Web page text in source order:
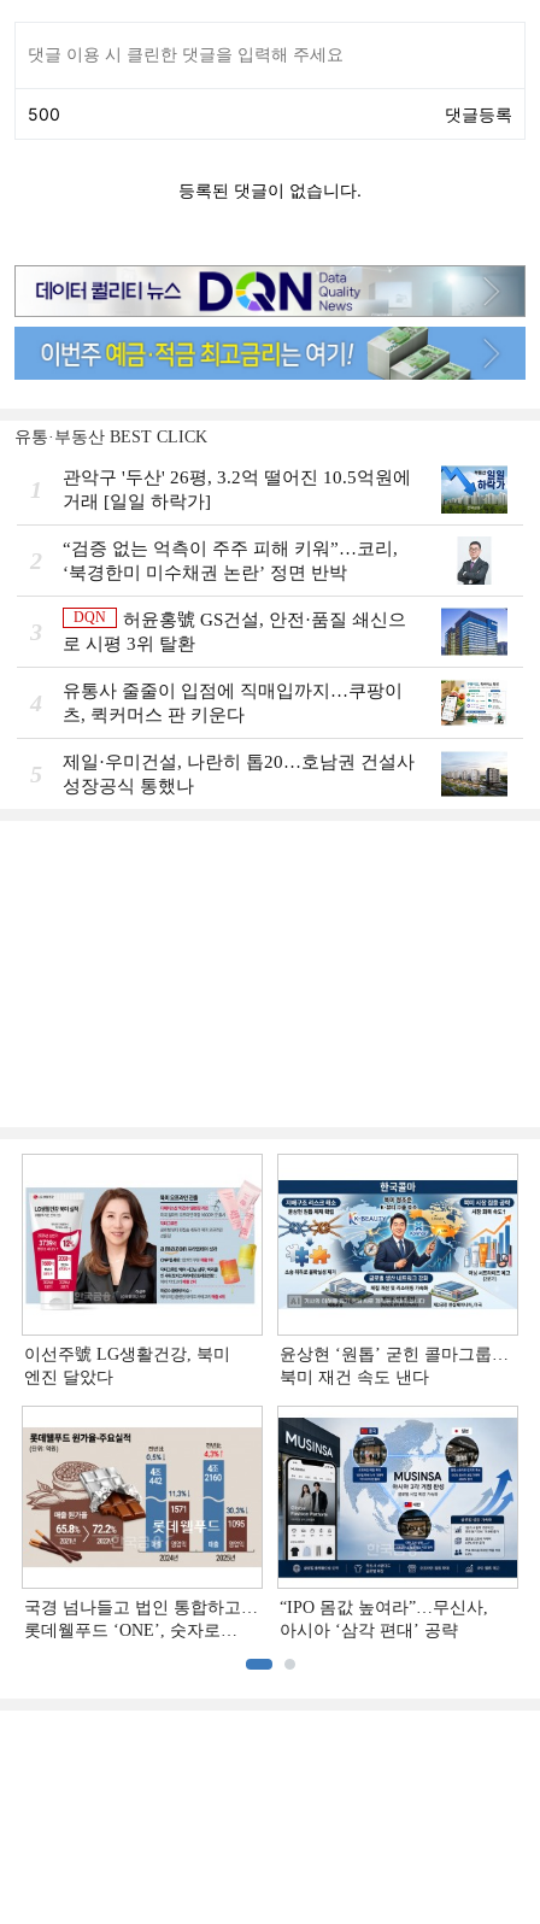
유통·부동산 BEST CLICK
1
관악구 '두산' 26평, 3.2억 떨어진 10.5억원에
거래 [일일 하락가]
2
“검증 없는 억측이 주주 피해 키워”…코리,
‘북경한미 미수채권 논란’ 정면 반박
3
DQN
허윤홍號 GS건설, 안전·품질 쇄신으
로 시평 3위 탈환
4
유통사 줄줄이 입점에 직매입까지…쿠팡이
츠, 퀵커머스 판 키운다
5
제일·우미건설, 나란히 톱20…호남권 건설사
성장공식 통했나
이선주號 LG생활건강, 북미
엔진 달았다
윤상현 ‘원톱ʼ 굳힌 콜마그룹…
북미 재건 속도 낸다
국경 넘나들고 법인 통합하고…
롯데웰푸드 ‘ONE’, 숫자로
“IPO 몸값 높여라”…무신사,
아시아 ‘삼각 편대’ 공략